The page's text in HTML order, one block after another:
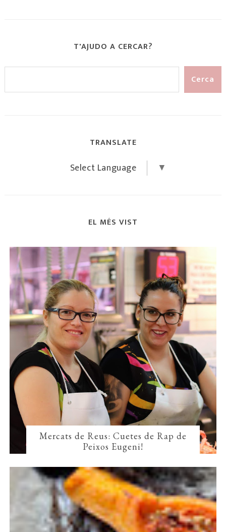
T'AJUDO A CERCAR?
TRANSLATE
Select Language ▼
EL MÉS VIST
Mercats de Reus: Cuetes de Rap de
Peixos Eugeni!